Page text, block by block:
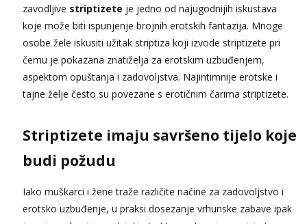
zavodljive striptizete je jedno od najugodnijih iskustava
koje može biti ispunjenje brojnih erotskih fantazija. Mnoge
osobe žele iskusiti užitak striptiza koji izvode striptizete pri
čemu je pokazana znatiželja za erotskim uzbuđenjem,
aspektom opuštanja i zadovoljstva. Najintimnije erotske i
tajne želje često su povezane s erotičnim čarima striptizete.
Striptizete imaju savršeno tijelo koje
budi požudu
Iako muškarci i žene traže različite načine za zadovoljstvo i
erotsko uzbuđenje, u praksi dosezanje vrhunske zabave ipak